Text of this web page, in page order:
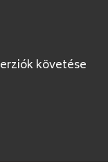
követése